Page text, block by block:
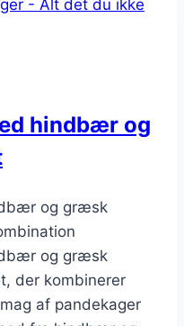
hindbær og
og græsk
og græsk
der kombinerer
af pandekager